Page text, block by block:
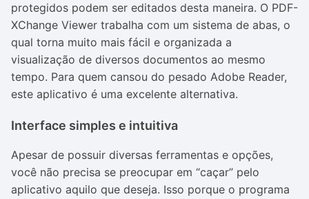
protegidos podem ser editados desta maneira. O PDF-
XChange Viewer trabalha com um sistema de abas, o
qual torna muito mais fácil e organizada a
visualização de diversos documentos ao mesmo
tempo. Para quem cansou do pesado Adobe Reader,
este aplicativo é uma excelente alternativa.
Interface simples e intuitiva
Apesar de possuir diversas ferramentas e opções,
você não precisa se preocupar em “caçar” pelo
aplicativo aquilo que deseja. Isso porque o programa